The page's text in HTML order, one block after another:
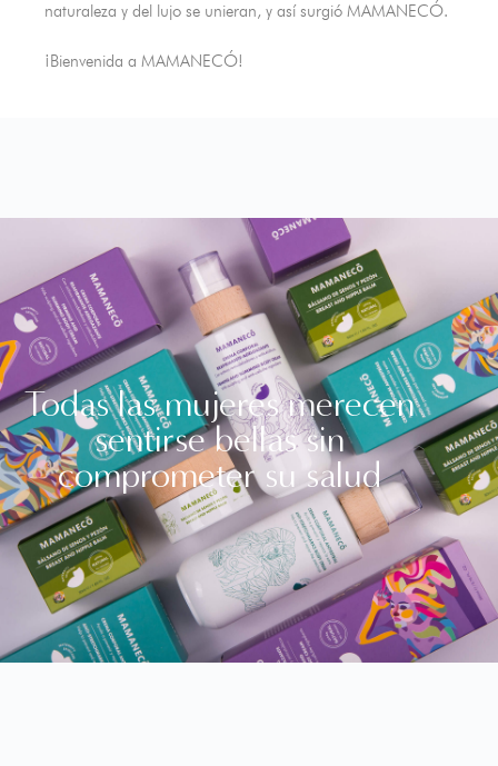
naturaleza y del lujo se unieran, y así surgió MAMANECÓ.
¡Bienvenida a MAMANECÓ!
Todas las mujeres merecen
sentirse bellas sin
comprometer su salud